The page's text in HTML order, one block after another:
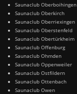
Saunaclub Oberboihingen
Saunaclub Oberkirch
Saunaclub Oberriexingen
Saunaclub Oberstenfeld
Saunaclub Obertürkheim
Saunaclub Offenburg
Saunaclub Ohmden
Saunaclub Oppenweiler
Saunaclub Ostfildern
Saunaclub Ottenbach
Saunaclub Owen